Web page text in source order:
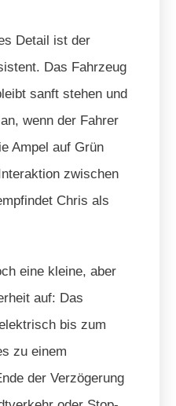
Detail ist der
Das Fahrzeug
sanft stehen und
wenn der Fahrer
Ampel auf Grün
zwischen
Chris als
eine kleine, aber
auf: Das
bis zum
zu einem
der Verzögerung